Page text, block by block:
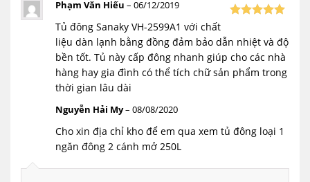
hạng5
5
sao
Phạm Văn Hiếu – 06/12/2019
Tủ đông Sanaky VH-2599A1 với chất
liệu dàn lạnh bằng đồng đảm bảo dẫn nhiệt và độ
bền tốt. Tủ này cấp đông nhanh giúp cho các nhà
hàng hay gia đình có thể tích chữ sản phẩm trong
thời gian lâu dài
Nguyễn Hải My– 08/08/2020
Cho xin địa chỉ kho để em qua xem tủ đông loại 1
ngăn đông 2 cánh mở 250L